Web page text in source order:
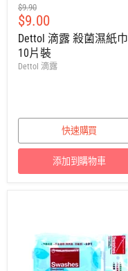
建
議
零
售
價
$9.90
售
價
$9.00
Dettol 滴露 殺菌濕紙巾
10片裝
Dettol 滴露
快速購買
添加到購物車